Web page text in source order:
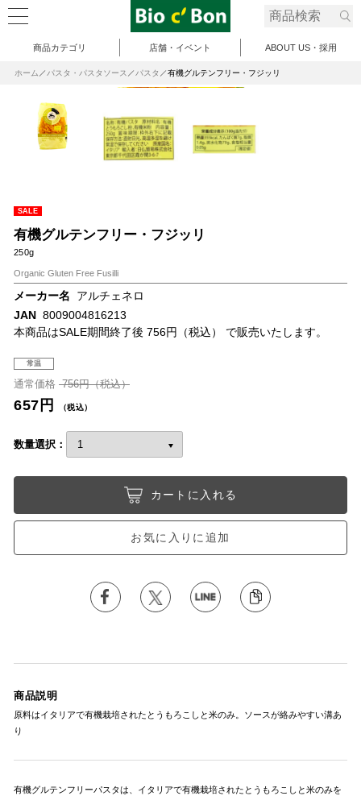
商品カテゴリ 店舗・イベント ABOUT US・採用
ホーム パスタ・パスタソース パスタ 有機グルテンフリー・フジッリ
SALE
有機グルテンフリー・フジッリ
250g
Organic Gluten Free Fusilli
メーカー名
アルチェネロ
JAN 8009004816213
本商品はSALE期間終了後 756円（税込） で販売いたします。
常温
通常価格 756円（税込）
657円 （税込）
数量選択：
カートに入れる
お気に入りに追加
商品説明
原料はイタリアで有機栽培されたとうもろこしと米のみ。ソースが絡みやすい溝あ
り
有機グルテンフリーパスタは、イタリアで有機栽培されたとうもろこしと米のみを